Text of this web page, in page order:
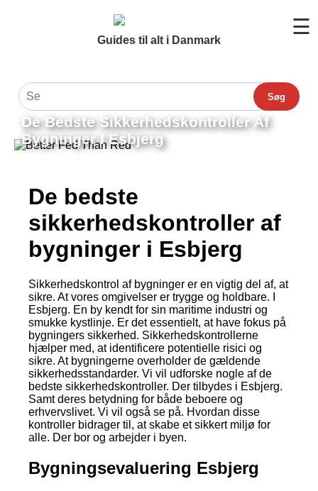
Guides til alt i Danmark
☰
Søg
De Bedste Sikkerhedskontroller Af
Bygninger I Esbjerg
De bedste
sikkerhedskontroller af
bygninger i Esbjerg
Sikkerhedskontrol af bygninger er en vigtig del af, at
sikre. At vores omgivelser er trygge og holdbare. I
Esbjerg. En by kendt for sin maritime industri og
smukke kystlinje. Er det essentielt, at have fokus på
bygningers sikkerhed. Sikkerhedskontrollerne
hjælper med, at identificere potentielle risici og
sikre. At bygningerne overholder de gældende
sikkerhedsstandarder. Vi vil udforske nogle af de
bedste sikkerhedskontroller. Der tilbydes i Esbjerg.
Samt deres betydning for både beboere og
erhvervslivet. Vi vil også se på. Hvordan disse
kontroller bidrager til, at skabe et sikkert miljø for
alle. Der bor og arbejder i byen.
Bygningsevaluering Esbjerg